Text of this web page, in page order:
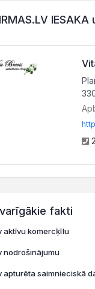
fakti
aktīvu komercķīlu
nodrošinājumu
apturēta saimnieciskā